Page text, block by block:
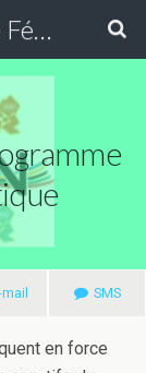
Gymnastique Artistique Féminine
SMS
en force